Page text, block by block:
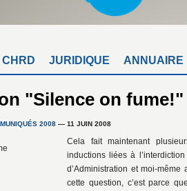
JURIDIQUE ANNUAIRE
"Silence on fume!"
2008 — 11 JUIN 2008
Cela fait maintenant
inductions liées à
d’Administration et moi-
cette question, c’est parce